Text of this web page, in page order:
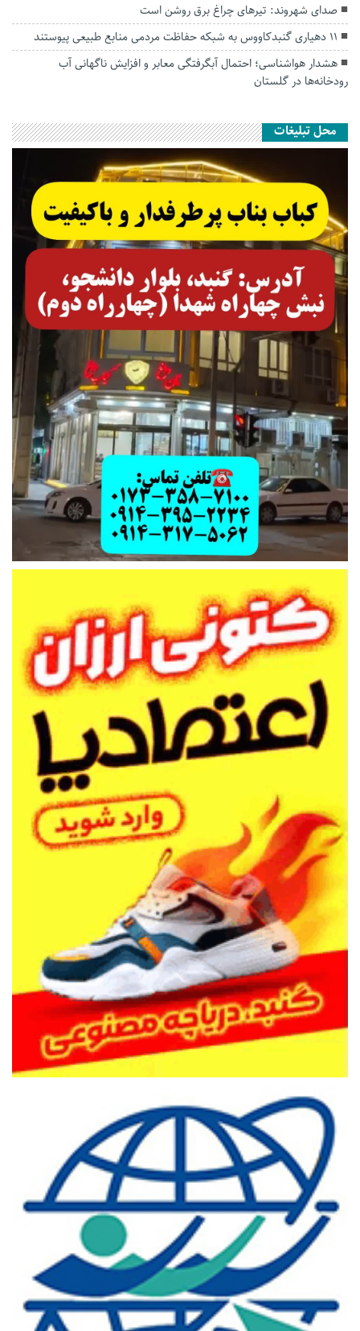
صدای شهروند: تیرهای چراغ برق روشن است
۱۱ دهیاری گنبدکاووس به شبکه حفاظت مردمی منابع طبیعی پیوستند
هشدار هواشناسی؛ احتمال آبگرفتگی معابر و افزایش ناگهانی آب
رودخانه‌ها در گلستان
محل تبلیغات